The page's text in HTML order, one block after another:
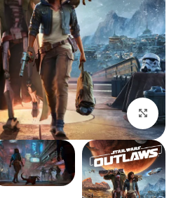
بزرگنمایی تصویر